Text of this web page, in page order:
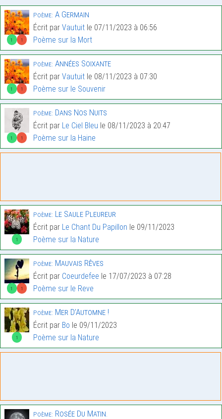
1 1
Poème: A Germain
Écrit par Vautuit le 07/11/2023 à 06:56
Poème sur la Mort
1 1
Poème: Années Soixante
Écrit par Vautuit le 08/11/2023 à 07:30
Poème sur le Souvenir
1 1
Poème: Dans Nos Nuits
Écrit par Le Ciel Bleu le 08/11/2023 à 20:47
Poème sur la Haine
1
Poème: Le Saule Pleureur
Écrit par Le Chant Du Papillon le 09/11/2023
Poème sur la Nature
1 1
Poème: Mauvais Rêves
Écrit par Coeurdefee le 17/07/2023 à 07:28
Poème sur le Reve
1
Poème: Mer D’Automne !
Écrit par Bo le 09/11/2023
Poème sur la Nature
Poème: Rosée Du Matin.